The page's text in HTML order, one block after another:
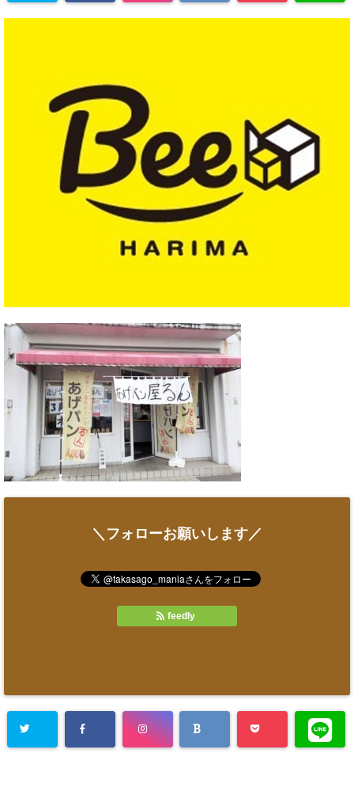
＼フォローお願いします／
feedly